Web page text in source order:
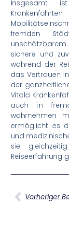
Insgesamt
fremden
sichere und
während der
das Vertrauen
der
Vitala
auch in
wahrnehmen
ermöglicht es
und
sie
Reiseerfahrung
Vorheriger